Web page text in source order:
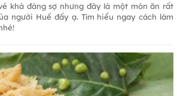
khá đáng sợ nhưng đây là một món ăn rất
người Huế đấy ạ. Tìm hiểu ngay cách làm